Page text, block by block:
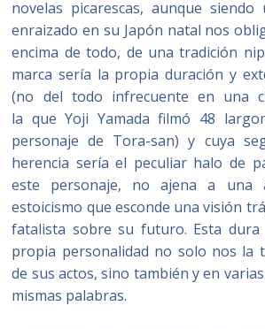
novelas picarescas, aunque
enraizado en su Japón natal nos
encima de todo, de una tradición
marca sería la propia duración y
(no del todo infrecuente en una
la que Yoji Yamada filmó 48
personaje de Tora-san) y cuya
herencia sería el peculiar halo de
este personaje, no ajena a una
estoicismo que esconde una visión
fatalista sobre su futuro. Esta dura
propia personalidad no solo nos la
de sus actos, sino también y en
mismas palabras.